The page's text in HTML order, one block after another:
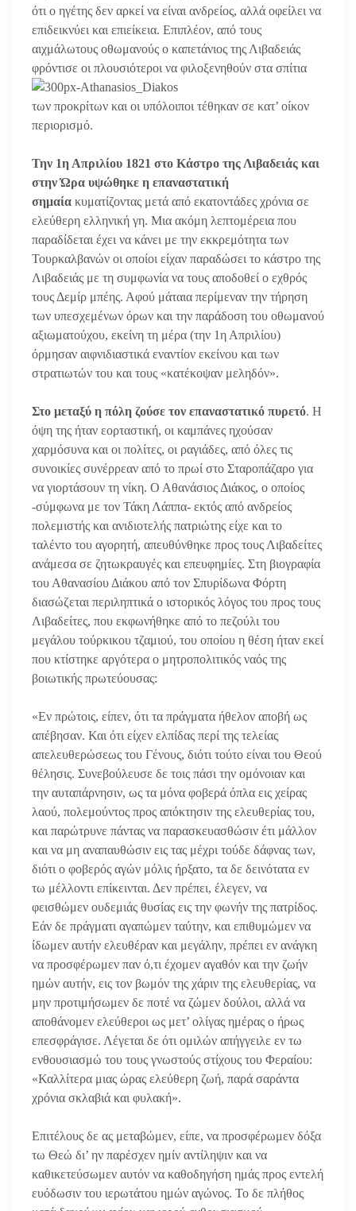
ότι ο ηγέτης δεν αρκεί να είναι ανδρείος, αλλά οφείλει να
επιδεικνύει και επιείκεια. Επιπλέον, από τους
αιχμάλωτους οθωμανούς ο καπετάνιος της Λιβαδειάς
φρόντισε οι πλουσιότεροι να φιλοξενηθούν στα σπίτια
των προκρίτων και οι υπόλοιποι τέθηκαν σε κατ’ οίκον
περιορισμό.
Την 1η Απριλίου 1821 στο Κάστρο της Λιβαδειάς και
στην Ώρα υψώθηκε η επαναστατική
σημαία κυματίζοντας μετά από εκατοντάδες χρόνια σε
ελεύθερη ελληνική γη. Μια ακόμη λεπτομέρεια που
παραδίδεται έχει να κάνει με την εκκρεμότητα των
Τουρκαλβανών οι οποίοι είχαν παραδώσει το κάστρο της
Λιβαδειάς με τη συμφωνία να τους αποδοθεί ο εχθρός
τους Δεμίρ μπέης. Αφού μάταια περίμεναν την τήρηση
των υπεσχεμένων όρων και την παράδοση του οθωμανού
αξιωματούχου, εκείνη τη μέρα (την 1η Απριλίου)
όρμησαν αιφνιδιαστικά εναντίον εκείνου και των
στρατιωτών του και τους «κατέκοψαν μεληδόν».
Στο μεταξύ η πόλη ζούσε τον επαναστατικό πυρετό. Η
όψη της ήταν εορταστική, οι καμπάνες ηχούσαν
χαρμόσυνα και οι πολίτες, οι ραγιάδες, από όλες τις
συνοικίες συνέρρεαν από το πρωί στο Σταροπάζαρο για
να γιορτάσουν τη νίκη. Ο Αθανάσιος Διάκος, ο οποίος
-σύμφωνα με τον Τάκη Λάππα- εκτός από ανδρείος
πολεμιστής και ανιδιοτελής πατριώτης είχε και το
ταλέντο του αγορητή, απευθύνθηκε προς τους Λιβαδείτες
ανάμεσα σε ζητωκραυγές και επευφημίες. Στη βιογραφία
του Αθανασίου Διάκου από τον Σπυρίδωνα Φόρτη
διασώζεται περιληπτικά ο ιστορικός λόγος του προς τους
Λιβαδείτες, που εκφωνήθηκε από το πεζούλι του
μεγάλου τούρκικου τζαμιού, του οποίου η θέση ήταν εκεί
που κτίστηκε αργότερα ο μητροπολιτικός ναός της
βοιωτικής πρωτεύουσας:
«Εν πρώτοις, είπεν, ότι τα πράγματα ήθελον αποβή ως
απέβησαν. Και ότι είχεν ελπίδας περί της τελείας
απελευθερώσεως του Γένους, διότι τούτο είναι του Θεού
θέλησις. Συνεβούλευσε δε τοις πάσι την ομόνοιαν και
την αυταπάρνησιν, ως τα μόνα φοβερά όπλα εις χείρας
λαού, πολεμούντος προς απόκτησιν της ελευθερίας του,
και παρώτρυνε πάντας να παρασκευασθώσιν έτι μάλλον
και να μη αναπαυθώσιν εις τας μέχρι τούδε δάφνας των,
διότι ο φοβερός αγών μόλις ήρξατο, τα δε δεινότατα εν
τω μέλλοντι επίκεινται. Δεν πρέπει, έλεγεν, να
φεισθώμεν ουδεμιάς θυσίας εις την φωνήν της πατρίδος.
Εάν δε πράγματι αγαπώμεν ταύτην, και επιθυμώμεν να
ίδωμεν αυτήν ελευθέραν και μεγάλην, πρέπει εν ανάγκη
να προσφέρωμεν παν ό,τι έχομεν αγαθόν και την ζωήν
ημών αυτήν, εις τον βωμόν της χάριν της ελευθερίας, να
μην προτιμήσωμεν δε ποτέ να ζώμεν δούλοι, αλλά να
αποθάνομεν ελεύθεροι ως μετ’ ολίγας ημέρας ο ήρως
επεσφράγισε. Λέγεται δε ότι ομιλών απήγγειλε εν τω
ενθουσιασμώ του τους γνωστούς στίχους του Φεραίου:
«Καλλίτερα μιας ώρας ελεύθερη ζωή, παρά σαράντα
χρόνια σκλαβιά και φυλακή».
Επιτέλους δε ας μεταβώμεν, είπε, να προσφέρωμεν δόξα
τω Θεώ δι’ ην παρέσχεν ημίν αντίληψιν και να
καθικετεύσωμεν αυτόν να καθοδηγήση ημάς προς εντελή
ευόδωσιν του ιερωτάτου ημών αγώνος. Το δε πλήθος